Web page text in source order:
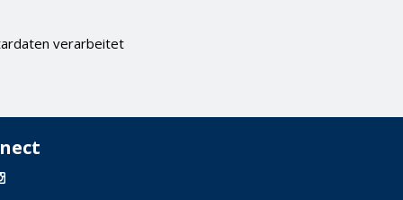
verarbeitet